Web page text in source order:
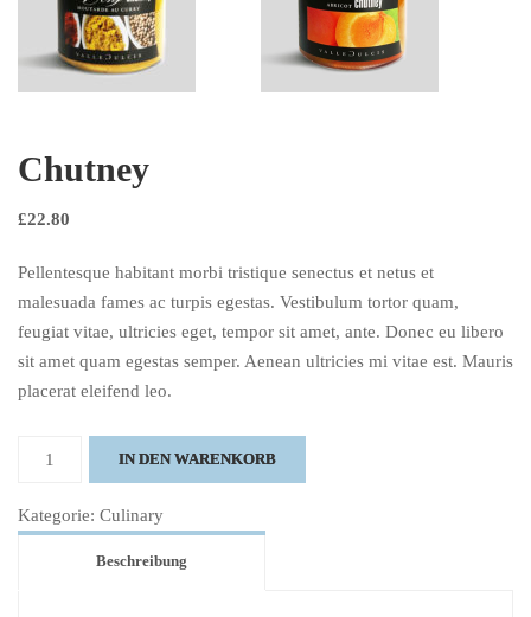
Chutney
£22.80
Pellentesque habitant morbi tristique senectus et netus et
malesuada fames ac turpis egestas. Vestibulum tortor quam,
feugiat vitae, ultricies eget, tempor sit amet, ante. Donec eu libero
sit amet quam egestas semper. Aenean ultricies mi vitae est. Mauris
placerat eleifend leo.
IN DEN WARENKORB
Kategorie: Culinary
Beschreibung